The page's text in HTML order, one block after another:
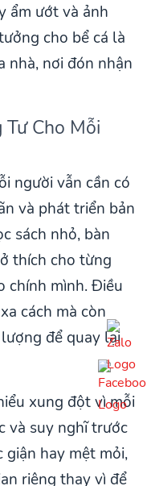
ẩm ướt và ảnh
cho bể cá là
nhà, nơi đón nhận
Tư Cho Mỗi
người vẫn cần có
và phát triển bản
sách nhỏ, bàn
thích cho từng
chính mình. Điều
cách mà còn
để quay lại
xung đột vì mỗi
và suy nghĩ trước
giận hay mệt mỏi,
riêng thay vì để